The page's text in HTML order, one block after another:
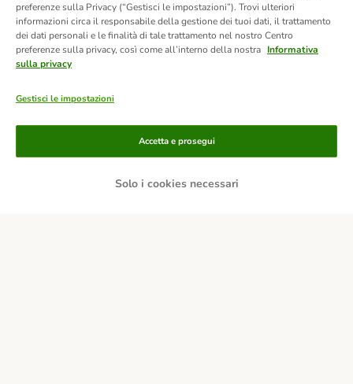
preferenze sulla Privacy (“Gestisci le impostazioni”). Trovi ulteriori
informazioni circa il responsabile della gestione dei tuoi dati, il trattamento
dei dati personali e le finalità di tale trattamento nel nostro Centro
preferenze sulla privacy, così come all’interno della nostra Informativa
sulla privacy
Gestisci le impostazioni
Solo i cookies necessari
Accetta e prosegui